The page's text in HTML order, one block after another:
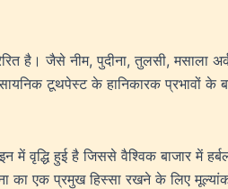
है। जैसे नीम, पुदीना, तुलसी, मसाला
टूथपेस्ट के हानिकारक प्रभावों के
वृद्धि हुई है जिससे वैश्विक बाजार में
का एक प्रमुख हिस्सा रखने के लिए